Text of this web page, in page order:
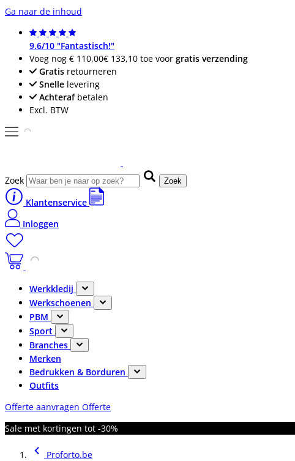
Ga naar de inhoud
9.6/10 "Fantastisch!"
Voeg nog € 110,00€ 133,10 toe voor gratis verzending
Gratis retourneren
Snelle levering
Achterafbetalen
Excl. BTW
Zoek Zoek
Klantenservice
Inloggen
Werkkledij
Werkschoenen
PBM
Sport
Branches
Merken
Bedrukken & Borduren
Outfits
Offerte aanvragen Offerte
Sale met kortingen tot -30%
Proforto.be